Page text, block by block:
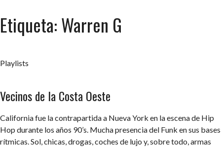
HISTORIAS
Etiqueta: Warren G
Playlists
Vecinos de la Costa Oeste
California fue la contrapartida a Nueva York en la escena de Hip
Hop durante los años 90’s. Mucha presencia del Funk en sus bases
rítmicas. Sol, chicas, drogas, coches de lujo y, sobre todo, armas